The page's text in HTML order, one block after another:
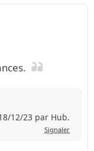
12/23 par Hub.
Signaler